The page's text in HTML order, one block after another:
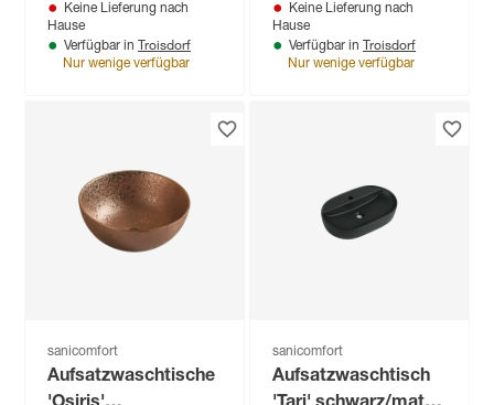
Keine Lieferung nach
Hause
Verfügbar in Troisdorf
Nur wenige verfügbar
Keine Lieferung nach
Hause
Verfügbar in Troisdorf
Nur wenige verfügbar
sanicomfort
Aufsatzwaschtische
sanicomfort
Aufsatzwaschtisch